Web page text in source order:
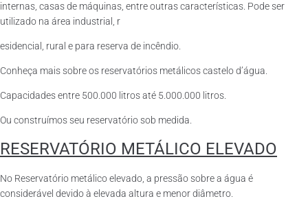
internas, casas de máquinas, entre outras características. Pode ser
utilizado na área industrial, r
esidencial, rural e para reserva de incêndio.
Conheça mais sobre os reservatórios metálicos castelo d’água.
Capacidades entre 500.000 litros até 5.000.000 litros.
Ou construímos seu reservatório sob medida.
RESERVATÓRIO METÁLICO ELEVADO
No Reservatório metálico elevado, a pressão sobre a água é
considerável devido à elevada altura e menor diâmetro.